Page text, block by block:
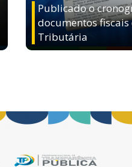
Publicado o
documentos
Tributária